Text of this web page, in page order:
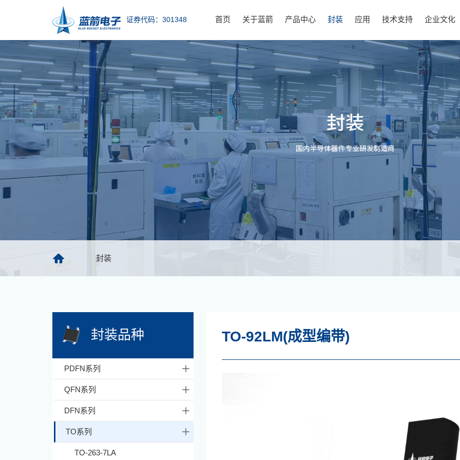
证券代码：301348 首页 关于蓝箭 产品中心 封装 应用 技术支持 企业文化
封装
封装品种
PDFN系列
QFN系列
DFN系列
TO系列
TO-263-7LA
TO-92LM(成型编带)